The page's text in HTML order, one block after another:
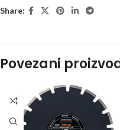
Share:
Povezani